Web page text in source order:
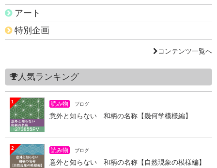
アート
特別企画
コンテンツ一覧へ
人気ランキング
1
273855PV
読み物 ブログ
意外と知らない 和柄の名称【幾何学模様編】
2 読み物 ブログ
意外と知らない 和柄の名称【自然現象の模様編】